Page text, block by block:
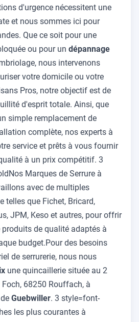
d'urgence nécessitent une
et nous sommes ici pour
Que ce soit pour une
ou pour un dépannage
nous intervenons
votre domicile ou votre
Pros, notre objectif est de
d'esprit totale. Ainsi, que
simple remplacement de
complète, nos experts à
service et prêts à vous fournir
à un prix compétitif. 3
Marques de Serrure à
avec de multiples
telles que Fichet, Bricard,
JPM, Keso et autres, pour offrir
de qualité adaptés à
budget.Pour des besoins
de serrurerie, nous nous
une quincaillerie située au 2
68250 Rouffach, à
Guebwiller. 3 style=font-
les plus courantes à